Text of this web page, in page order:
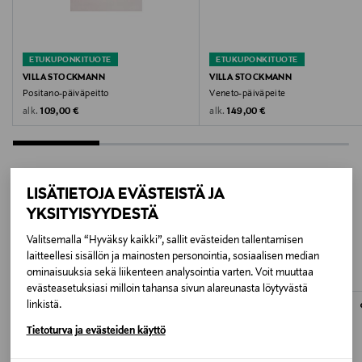
LISÄTIETOJA EVÄSTEISTÄ JA
YKSITYISYYDESTÄ
Valitsemalla “Hyväksy kaikki”, sallit evästeiden tallentamisen
laitteellesi sisällön ja mainosten personointia, sosiaalisen median
ominaisuuksia sekä liikenteen analysointia varten. Voit muuttaa
evästeasetuksiasi milloin tahansa sivun alareunasta löytyvästä
linkistä.
Tietoturva ja evästeiden käyttö
SANDSTORM
Valmistusmaa
Portugali
2603 HABLE_CS
Lindex Group Oyj
Valmistajan osoite
PL 220, 00101, Helsinki, Finland
ETUKUPONKITUOTE
VILLA STOCKMANN
Positano-päiväpeitto
alk. Original Price
109,00 €
ETUKUPONKITUOTE
VILLA STOCKMANN
Veneto-päiväpeite
alk. Original Price
149,00 €
LISÄÄ KIINNOSTAVIA
TUOTTEITA